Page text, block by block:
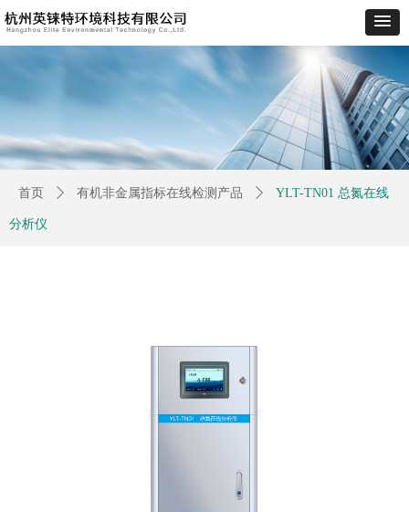
首页 ꄲ 有机非金属指标在线检测产品 ꄲ YLT-TN01 总氮在线
分析仪